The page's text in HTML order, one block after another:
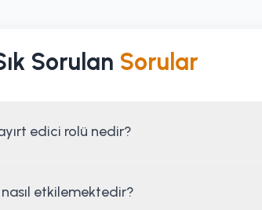
Sorulan Sorular
edici rolü nedir?
etkilemektedir?